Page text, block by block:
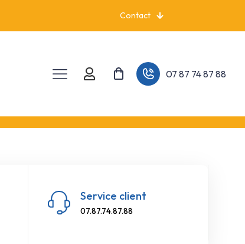
Contact
07 87 74 87 88
Service client
07.87.74.87.88